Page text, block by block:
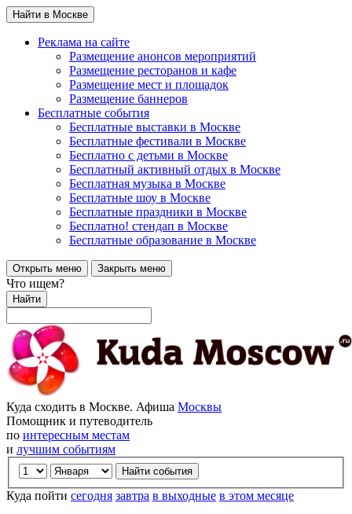
Найти в Москве
Реклама на сайте
Размещение анонсов мероприятий
Размещение ресторанов и кафе
Размещение мест и площадок
Размещение баннеров
Бесплатные события
Бесплатные выставки в Москве
Бесплатные фестивали в Москве
Бесплатно с детьми в Москве
Бесплатный активный отдых в Москве
Бесплатная музыка в Москве
Бесплатные шоу в Москве
Бесплатные праздники в Москве
Бесплатно! стендап в Москве
Бесплатные образование в Москве
Открыть меню Закрыть меню
Что ищем?
Найти
Куда сходить в Москве. Афиша Москвы
Помощник и путеводитель
по интересным местам
и лучшим событиям
Куда пойти сегодня завтра в выходные в этом месяце